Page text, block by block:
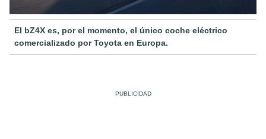
El bZ4X es, por el momento, el único coche eléctrico
comercializado por Toyota en Europa.